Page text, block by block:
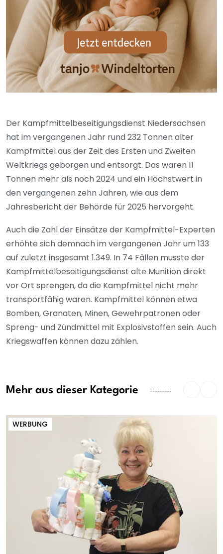
Der Kampfmittelbeseitigungsdienst Niedersachsen
hat im vergangenen Jahr rund 232 Tonnen alter
Kampfmittel aus der Zeit des Ersten und Zweiten
Weltkriegs geborgen und entsorgt. Das waren 11
Tonnen mehr als noch 2024 und ein Höchstwert in
den vergangenen zehn Jahren, wie aus dem
Jahresbericht der Behörde für 2025 hervorgeht.
Auch die Zahl der Einsätze der Kampfmittel-Experten
erhöhte sich demnach im vergangenen Jahr um 133
auf zuletzt insgesamt 1.349. In 74 Fällen musste der
Kampfmittelbeseitigungsdienst alte Munition direkt
vor Ort sprengen, da die Kampfmittel nicht mehr
transportfähig waren. Kampfmittel können etwa
Bomben, Granaten, Minen, Gewehrpatronen oder
Spreng- und Zündmittel mit Explosivstoffen sein. Auch
Kriegswaffen können dazu zählen.
Mehr aus dieser Kategorie
WERBUNG